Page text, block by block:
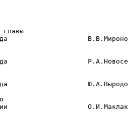
главы